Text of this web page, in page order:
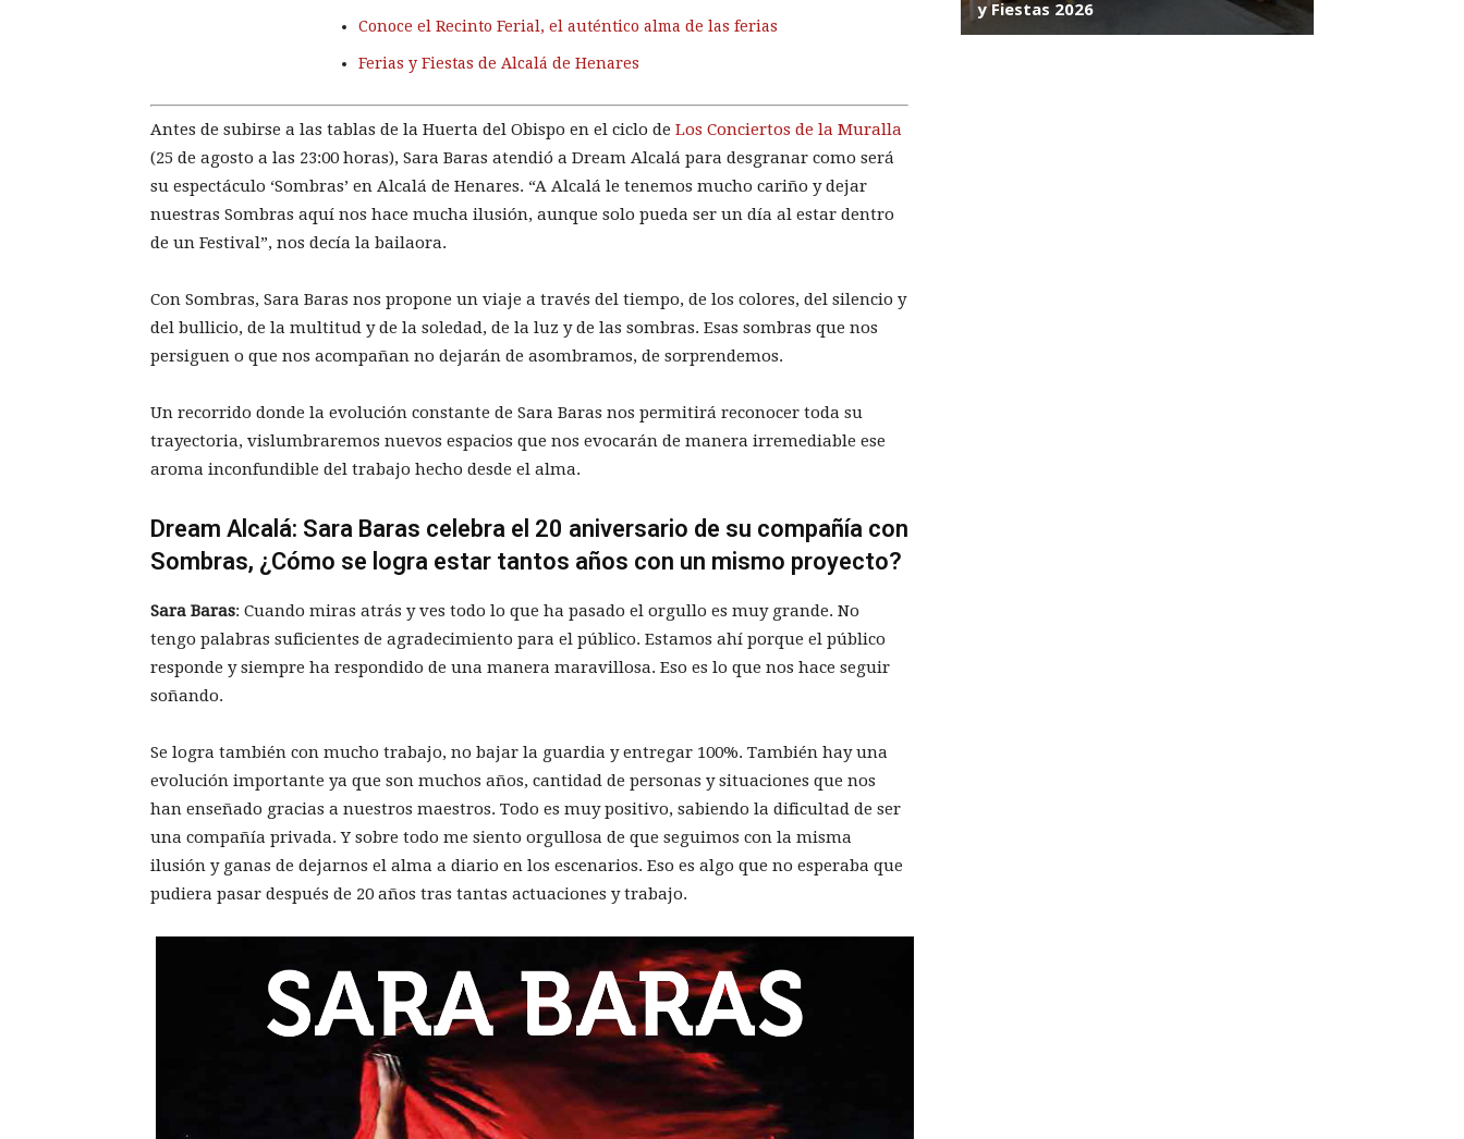
Conoce el Recinto Ferial, el auténtico alma de las ferias
Ferias y Fiestas de Alcalá de Henares
Antes de subirse a las tablas de la Huerta del Obispo en el ciclo de Los Conciertos de la Muralla
(25 de agosto a las 23:00 horas), Sara Baras atendió a Dream Alcalá para desgranar como será
su espectáculo ‘Sombras’ en Alcalá de Henares. “A Alcalá le tenemos mucho cariño y dejar
nuestras Sombras aquí nos hace mucha ilusión, aunque solo pueda ser un día al estar dentro
de un Festival”, nos decía la bailaora.
Con Sombras, Sara Baras nos propone un viaje a través del tiempo, de los colores, del silencio y
del bullicio, de la multitud y de la soledad, de la luz y de las sombras. Esas sombras que nos
persiguen o que nos acompañan no dejarán de asombramos, de sorprendemos.
Un recorrido donde la evolución constante de Sara Baras nos permitirá reconocer toda su
trayectoria, vislumbraremos nuevos espacios que nos evocarán de manera irremediable ese
aroma inconfundible del trabajo hecho desde el alma.
Dream Alcalá: Sara Baras celebra el 20 aniversario de su compañía con
Sombras, ¿Cómo se logra estar tantos años con un mismo proyecto?
Sara Baras: Cuando miras atrás y ves todo lo que ha pasado el orgullo es muy grande. No
tengo palabras suficientes de agradecimiento para el público. Estamos ahí porque el público
responde y siempre ha respondido de una manera maravillosa. Eso es lo que nos hace seguir
soñando.
Se logra también con mucho trabajo, no bajar la guardia y entregar 100%. También hay una
evolución importante ya que son muchos años, cantidad de personas y situaciones que nos
han enseñado gracias a nuestros maestros. Todo es muy positivo, sabiendo la dificultad de ser
una compañía privada. Y sobre todo me siento orgullosa de que seguimos con la misma
ilusión y ganas de dejarnos el alma a diario en los escenarios. Eso es algo que no esperaba que
pudiera pasar después de 20 años tras tantas actuaciones y trabajo.